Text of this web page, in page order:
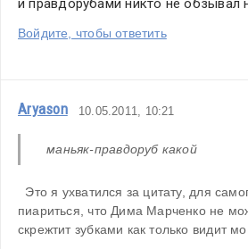
и правдорубами никто не обзывал
Войдите, чтобы ответить
Aryason 10.05.2011, 10:21
маньяк-правдоруб какой
Это я ухватился за цитату, для
пиариться, что Дима Марченко не
скрежтит зубками как только видит